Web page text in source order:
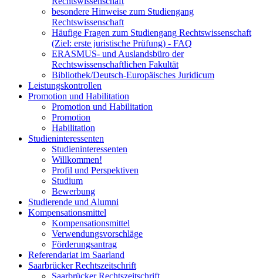
besondere Hinweise zum Studiengang
Rechtswissenschaft
Häufige Fragen zum Studiengang Rechtswissenschaft
(Ziel: erste juristische Prüfung) - FAQ
ERASMUS- und Auslandsbüro der
Rechtswissenschaftlichen Fakultät
Bibliothek/Deutsch-Europäisches Juridicum
Leistungskontrollen
Promotion und Habilitation
Promotion und Habilitation
Promotion
Habilitation
Studieninteressenten
Studieninteressenten
Willkommen!
Profil und Perspektiven
Studium
Bewerbung
Studierende und Alumni
Kompensationsmittel
Kompensationsmittel
Verwendungsvorschläge
Förderungsantrag
Referendariat im Saarland
Saarbrücker Rechtszeitschrift
Saarbrücker Rechtszeitschrift